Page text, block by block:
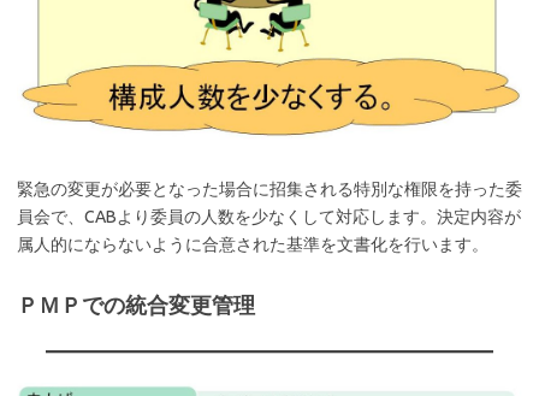
緊急の変更が必要となった場合に招集される特別な権限を持った委
員会で、CABより委員の人数を少なくして対応します。決定内容が
属人的にならないように合意された基準を文書化を行います。
ＰＭＰでの統合変更管理